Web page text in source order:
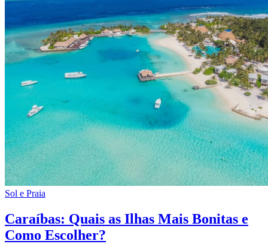
Sol e Praia
Caraíbas: Quais as Ilhas Mais Bonitas e
Como Escolher?